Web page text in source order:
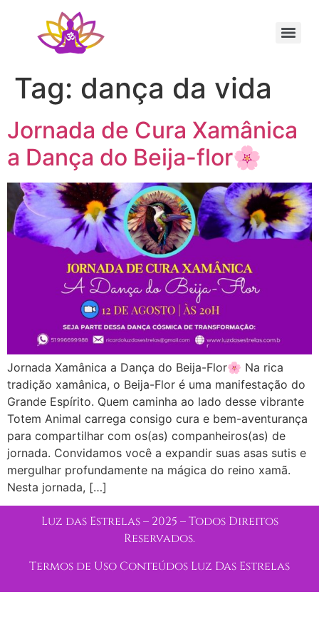
Tag: dança da vida
Jornada de Cura Xamânica
a Dança do Beija-flor🌸
Jornada Xamânica a Dança do Beija-Flor🌸 Na rica
tradição xamânica, o Beija-Flor é uma manifestação do
Grande Espírito. Quem caminha ao lado desse vibrante
Totem Animal carrega consigo cura e bem-aventurança
para compartilhar com os(as) companheiros(as) de
jornada. Convidamos você a expandir suas asas sutis e
mergulhar profundamente na mágica do reino xamã.
Nesta jornada, […]
Luz das Estrelas – 2025 – Todos Direitos
Reservados.
Termos de Uso Conteúdos Luz Das Estrelas